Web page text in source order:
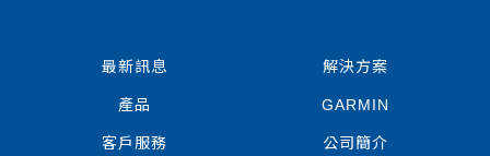
最新訊息 解決方案
產品 GARMIN
客戶服務 公司簡介